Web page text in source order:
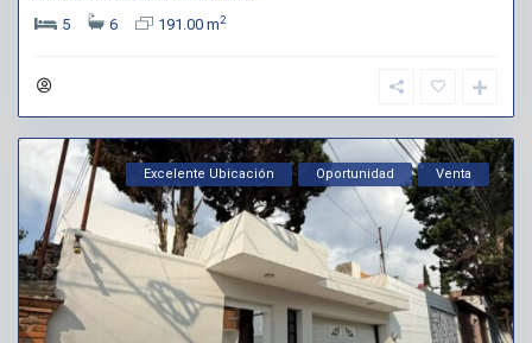
5
6 191.00 m2
Excelente Ubicación Oportunidad Venta